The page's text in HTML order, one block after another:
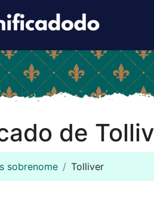
de
sobrenome Tolliver